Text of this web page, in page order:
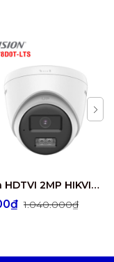
Camera HDTVI 2MP HIKVISION DS-2CE78D0T-LTS
1.040.000₫